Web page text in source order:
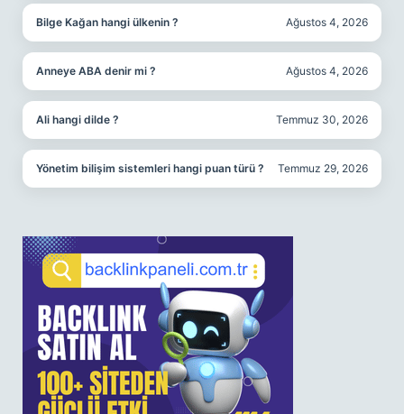
Bilge Kağan hangi ülkenin ? Ağustos 4, 2026
Anneye ABA denir mi ? Ağustos 4, 2026
Ali hangi dilde ? Temmuz 30, 2026
Yönetim bilişim sistemleri hangi puan türü ? Temmuz 29, 2026